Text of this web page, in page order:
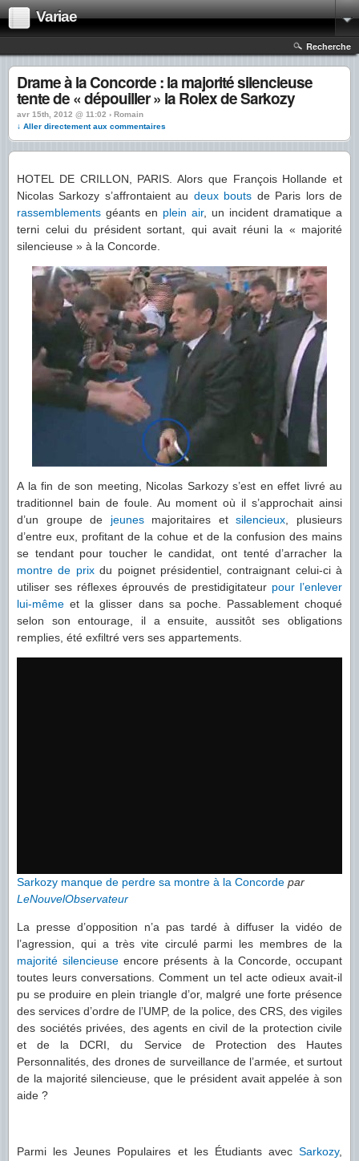
Variae
Recherche
Drame à la Concorde : la majorité silencieuse
tente de « dépouiller » la Rolex de Sarkozy
avr 15th, 2012 @ 11:02 › Romain
↓ Aller directement aux commentaires
HOTEL DE CRILLON, PARIS. Alors que François Hollande et
Nicolas Sarkozy s’affrontaient au deux bouts de Paris lors de
rassemblements géants en plein air, un incident dramatique a
terni celui du président sortant, qui avait réuni la « majorité
silencieuse » à la Concorde.
A la fin de son meeting, Nicolas Sarkozy s’est en effet livré au
traditionnel bain de foule. Au moment où il s’approchait ainsi
d’un groupe de jeunesmajoritaires etsilencieux , plusieurs
d’entre eux, profitant de la cohue et de la confusion des mains
se tendant pour toucher le candidat, ont tenté d’arracher la
montre de prixdu poignet présidentiel, contraignant celui-ci à
utiliser ses réflexes éprouvés de prestidigitateur pour l’enlever
lui-même et la glisser dans sa poche. Passablement choqué
selon son entourage, il a ensuite, aussitôt ses obligations
remplies, été exfiltré vers ses appartements.
Sarkozy manque de perdre sa montre à la Concorde par
LeNouvelObservateur
La presse d’opposition n’a pas tardé à diffuser la vidéo de
l’agression, qui a très vite circulé parmi les membres de la
majorité silencieuse encore présents à la Concorde, occupant
toutes leurs conversations. Comment un tel acte odieux avait-il
pu se produire en plein triangle d’or, malgré une forte présence
des services d’ordre de l’UMP, de la police, des CRS, des vigiles
des sociétés privées, des agents en civil de la protection civile
et de la DCRI, du Service de Protection des Hautes
Personnalités, des drones de surveillance de l’armée, et surtout
de la majorité silencieuse, que le président avait appelée à son
aide ?
Parmi les Jeunes Populaires et les Étudiants avec Sarkozy,